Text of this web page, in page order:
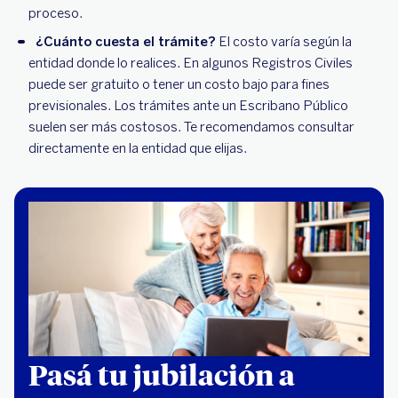
proceso.
¿Cuánto cuesta el trámite? El costo varía según la
entidad donde lo realices. En algunos Registros Civiles
puede ser gratuito o tener un costo bajo para fines
previsionales. Los trámites ante un Escribano Público
suelen ser más costosos. Te recomendamos consultar
directamente en la entidad que elijas.
Pasá tu jubilación a